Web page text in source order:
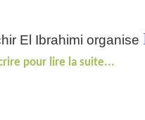
El Ibrahimi organise
pour lire la suite...